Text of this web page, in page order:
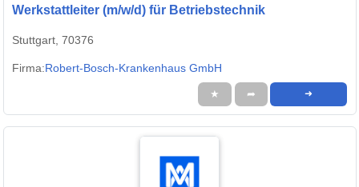
Werkstattleiter (m/w/d) für Betriebstechnik
Stuttgart, 70376
Firma:Robert-Bosch-Krankenhaus GmbH
★ ➦ ➜